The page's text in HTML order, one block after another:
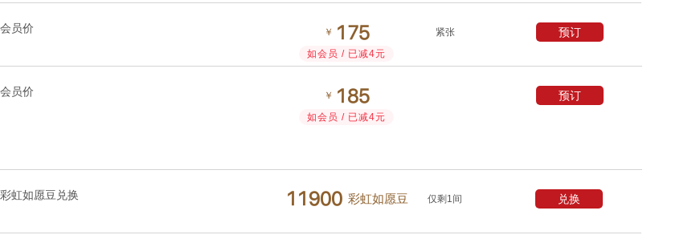
会员价 ￥  
如会员 / 已减4元
紧张 预订
会员价 ￥  
如会员 / 已减4元
预订
彩虹如愿豆兑换    彩虹如愿豆 仅剩1间 兑换